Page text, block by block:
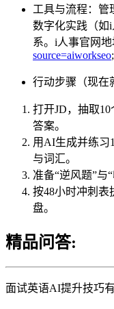
工具与流程：管
数字化实践（如
系。i人事官网地
source=aiworkseo;
行动步骤（现在
打开JD，抽取
答案。
用AI生成并练习
与词汇。
准备“逆风题”与
按48小时冲刺表
盘。
精品问答:
面试英语AI提升技巧